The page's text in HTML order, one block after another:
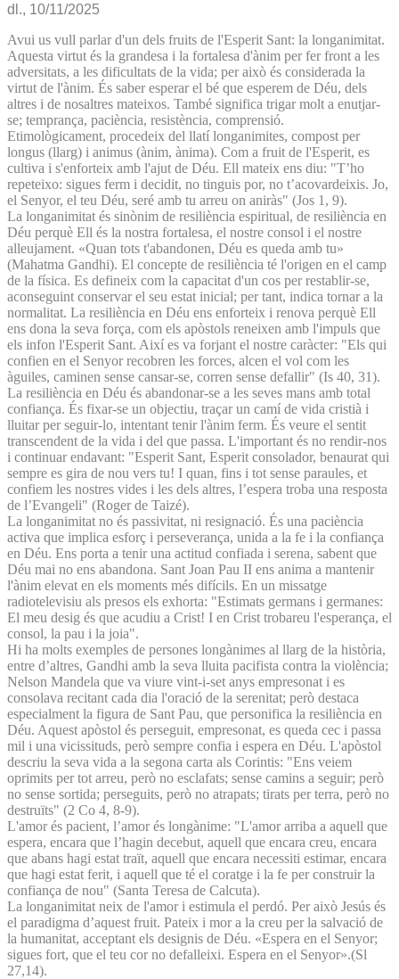
dl., 10/11/2025
Avui us vull parlar d'un dels fruits de l'Esperit Sant: la longanimitat.
Aquesta virtut és la grandesa i la fortalesa d'ànim per fer front a les
adversitats, a les dificultats de la vida; per això és considerada la
virtut de l'ànim. És saber esperar el bé que esperem de Déu, dels
altres i de nosaltres mateixos. També significa trigar molt a enutjar-
se; temprança, paciència, resistència, comprensió.
Etimològicament, procedeix del llatí longanimites, compost per
longus (llarg) i animus (ànim, ànima). Com a fruit de l'Esperit, es
cultiva i s'enforteix amb l'ajut de Déu. Ell mateix ens diu: "T’ho
repeteixo: sigues ferm i decidit, no tinguis por, no t’acovardeixis. Jo,
el Senyor, el teu Déu, seré amb tu arreu on aniràs" (Jos 1, 9).
La longanimitat és sinònim de resiliència espiritual, de resiliència en
Déu perquè Ell és la nostra fortalesa, el nostre consol i el nostre
alleujament. «Quan tots t'abandonen, Déu es queda amb tu»
(Mahatma Gandhi). El concepte de resiliència té l'origen en el camp
de la física. Es defineix com la capacitat d'un cos per restablir-se,
aconseguint conservar el seu estat inicial; per tant, indica tornar a la
normalitat. La resiliència en Déu ens enforteix i renova perquè Ell
ens dona la seva força, com els apòstols reneixen amb l'impuls que
els infon l'Esperit Sant. Així es va forjant el nostre caràcter: "Els qui
confien en el Senyor recobren les forces, alcen el vol com les
àguiles, caminen sense cansar-se, corren sense defallir" (Is 40, 31).
La resiliència en Déu és abandonar-se a les seves mans amb total
confiança. És fixar-se un objectiu, traçar un camí de vida cristià i
lluitar per seguir-lo, intentant tenir l'ànim ferm. És veure el sentit
transcendent de la vida i del que passa. L'important és no rendir-nos
i continuar endavant: "Esperit Sant, Esperit consolador, benaurat qui
sempre es gira de nou vers tu! I quan, fins i tot sense paraules, et
confiem les nostres vides i les dels altres, l’espera troba una resposta
de l’Evangeli" (Roger de Taizé).
La longanimitat no és passivitat, ni resignació. És una paciència
activa que implica esforç i perseverança, unida a la fe i la confiança
en Déu. Ens porta a tenir una actitud confiada i serena, sabent que
Déu mai no ens abandona. Sant Joan Pau II ens anima a mantenir
l'ànim elevat en els moments més difícils. En un missatge
radiotelevisiu als presos els exhorta: "Estimats germans i germanes:
El meu desig és que acudiu a Crist! I en Crist trobareu l'esperança, el
consol, la pau i la joia".
Hi ha molts exemples de persones longànimes al llarg de la història,
entre d’altres, Gandhi amb la seva lluita pacifista contra la violència;
Nelson Mandela que va viure vint-i-set anys empresonat i es
consolava recitant cada dia l'oració de la serenitat; però destaca
especialment la figura de Sant Pau, que personifica la resiliència en
Déu. Aquest apòstol és perseguit, empresonat, es queda cec i passa
mil i una vicissituds, però sempre confia i espera en Déu. L'apòstol
descriu la seva vida a la segona carta als Corintis: "Ens veiem
oprimits per tot arreu, però no esclafats; sense camins a seguir; però
no sense sortida; perseguits, però no atrapats; tirats per terra, però no
destruïts" (2 Co 4, 8-9).
L'amor és pacient, l’amor és longànime: "L'amor arriba a aquell que
espera, encara que l’hagin decebut, aquell que encara creu, encara
que abans hagi estat traït, aquell que encara necessiti estimar, encara
que hagi estat ferit, i aquell que té el coratge i la fe per construir la
confiança de nou" (Santa Teresa de Calcuta).
La longanimitat neix de l'amor i estimula el perdó. Per això Jesús és
el paradigma d’aquest fruit. Pateix i mor a la creu per la salvació de
la humanitat, acceptant els designis de Déu. «Espera en el Senyor;
sigues fort, que el teu cor no defalleixi. Espera en el Senyor».(Sl
27,14).